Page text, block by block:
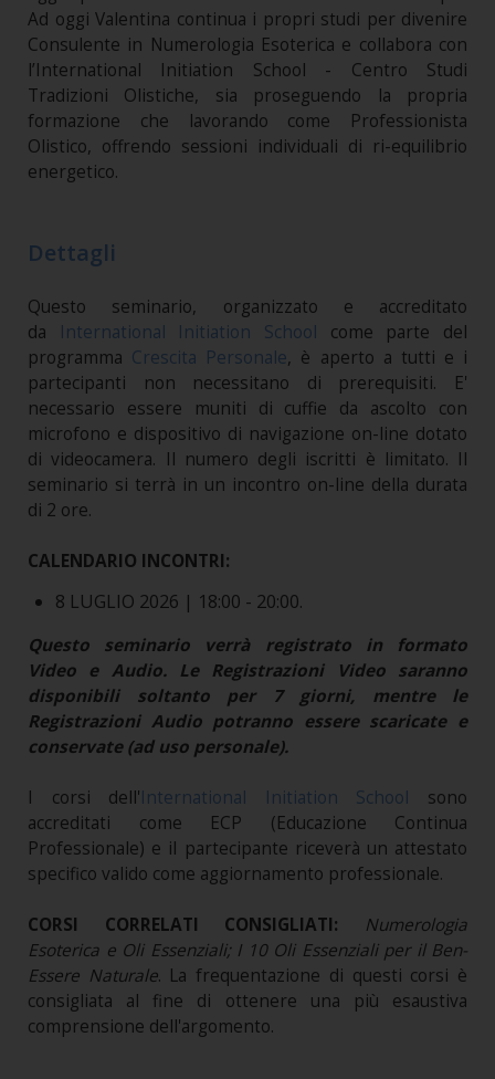
Ad oggi Valentina continua i propri studi per divenire
Consulente in Numerologia Esoterica e collabora con
l’International Initiation School - Centro Studi
Tradizioni Olistiche, sia proseguendo la propria
formazione che lavorando come Professionista
Olistico, offrendo sessioni individuali di ri-equilibrio
energetico.
Dettagli
Questo seminario, organizzato e accreditato
da
International Initiation School come parte del
programma Crescita Personale, è aperto a tutti e i
partecipanti non necessitano di prerequisiti. E'
necessario essere muniti di cuffie da ascolto con
microfono e dispositivo di navigazione on-line dotato
di videocamera. Il numero degli iscritti è limitato. Il
seminario si terrà in un incontro on-line della durata
di 2 ore.
CALENDARIO INCONTRI:
8 LUGLIO 2026 | 18:00 - 20:00.
Questo seminario verrà registrato in formato
Video e Audio. Le Registrazioni Video saranno
disponibili soltanto per 7 giorni, mentre le
Registrazioni Audio potranno essere scaricate e
conservate (ad uso personale).
I corsi dell'International Initiation School sono
accreditati come ECP (Educazione Continua
Professionale) e il partecipante riceverà un attestato
specifico valido come aggiornamento professionale.
CORSI CORRELATI CONSIGLIATI: Numerologia
Esoterica e Oli Essenziali; I 10 Oli Essenziali per il Ben-
Essere Naturale. La frequentazione di questi corsi è
consigliata al fine di ottenere una più esaustiva
comprensione dell'argomento.